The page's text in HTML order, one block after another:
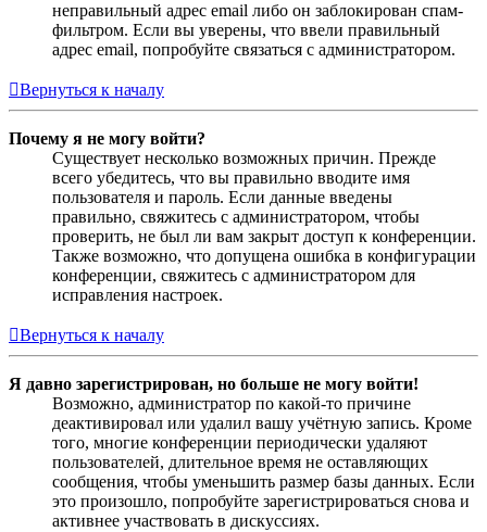
неправильный адрес email либо он заблокирован спам-
фильтром. Если вы уверены, что ввели правильный
адрес email, попробуйте связаться с администратором.
Вернуться к началу
Почему я не могу войти?
Существует несколько возможных причин. Прежде
всего убедитесь, что вы правильно вводите имя
пользователя и пароль. Если данные введены
правильно, свяжитесь с администратором, чтобы
проверить, не был ли вам закрыт доступ к конференции.
Также возможно, что допущена ошибка в конфигурации
конференции, свяжитесь с администратором для
исправления настроек.
Вернуться к началу
Я давно зарегистрирован, но больше не могу войти!
Возможно, администратор по какой-то причине
деактивировал или удалил вашу учётную запись. Кроме
того, многие конференции периодически удаляют
пользователей, длительное время не оставляющих
сообщения, чтобы уменьшить размер базы данных. Если
это произошло, попробуйте зарегистрироваться снова и
активнее участвовать в дискуссиях.